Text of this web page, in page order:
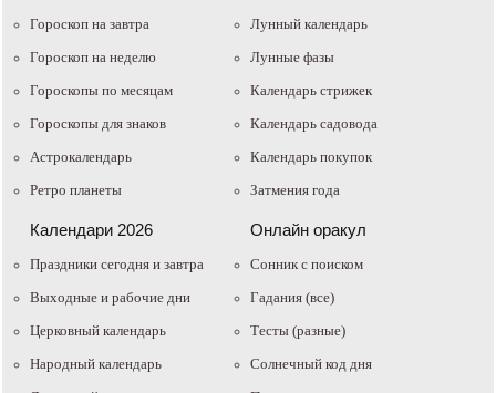
Гороскоп на завтра
Гороскоп на неделю
Гороскопы по месяцам
Гороскопы для знаков
Астрокалендарь
Ретро планеты
Лунный календарь
Лунные фазы
Календарь стрижек
Календарь садовода
Календарь покупок
Затмения года
Календари 2026
Праздники сегодня и завтра
Выходные и рабочие дни
Церковный календарь
Народный календарь
Онлайн оракул
Cонник с поиском
Гадания (все)
Тесты (разные)
Солнечный код дня